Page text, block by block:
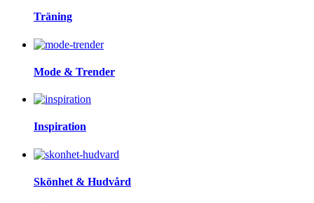
Träning
Mode & Trender
Inspiration
Skönhet & Hudvård